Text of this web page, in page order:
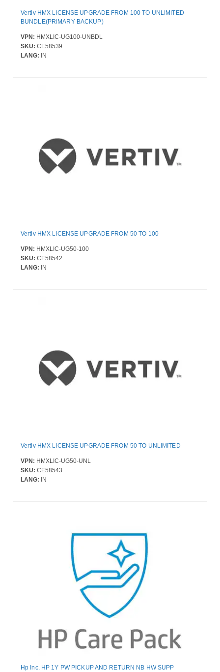
Vertiv HMX LICENSE UPGRADE FROM 100 TO UNLIMITED
BUNDLE(PRIMARY BACKUP)
VPN: HMXLIC-UG100-UNBDL
SKU: CE58539
LANG: IN
Vertiv HMX LICENSE UPGRADE FROM 50 TO 100
VPN: HMXLIC-UG50-100
SKU: CE58542
LANG: IN
Vertiv HMX LICENSE UPGRADE FROM 50 TO UNLIMITED
VPN: HMXLIC-UG50-UNL
SKU: CE58543
LANG: IN
Hp Inc. HP 1Y PW PICKUP AND RETURN NB HW SUPP